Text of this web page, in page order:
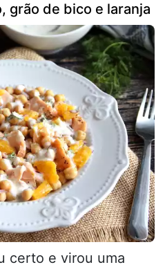
grão de bico e laranja
certo e virou uma